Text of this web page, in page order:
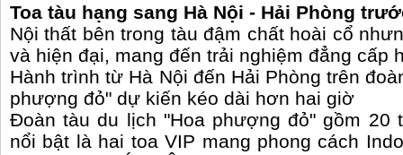
Toa tàu hạng sang Hà Nội - Hải Phòng
Nội thất bên trong tàu đậm chất hoài cổ
và hiện đại, mang đến trải nghiệm đẳng cấp
Hành trình từ Hà Nội đến Hải Phòng trên
phượng đỏ" dự kiến kéo dài hơn hai giờ
Đoàn tàu du lịch "Hoa phượng đỏ" gồm 20
nổi bật là hai toa VIP mang phong cách